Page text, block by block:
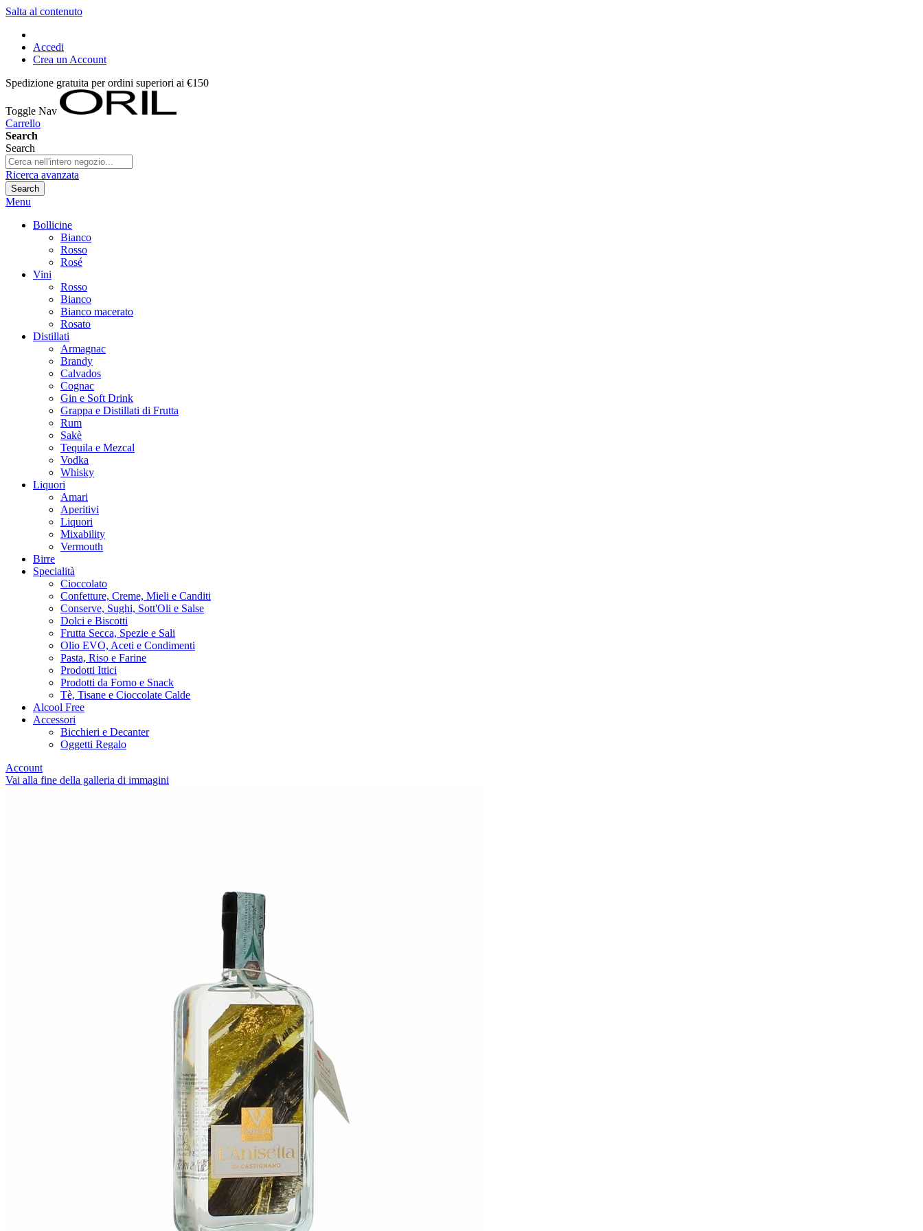
Salta al contenuto
Accedi
Crea un Account
Spedizione gratuita per ordini superiori ai €150
Toggle Nav
Carrello
Search
Search
Ricerca avanzata
Search
Menu
Bollicine
Bianco
Rosso
Rosé
Vini
Rosso
Bianco
Bianco macerato
Rosato
Distillati
Armagnac
Brandy
Calvados
Cognac
Gin e Soft Drink
Grappa e Distillati di Frutta
Rum
Sakè
Tequila e Mezcal
Vodka
Whisky
Liquori
Amari
Aperitivi
Liquori
Mixability
Vermouth
Birre
Specialità
Cioccolato
Confetture, Creme, Mieli e Canditi
Conserve, Sughi, Sott'Oli e Salse
Dolci e Biscotti
Frutta Secca, Spezie e Sali
Olio EVO, Aceti e Condimenti
Pasta, Riso e Farine
Prodotti Ittici
Prodotti da Forno e Snack
Tè, Tisane e Cioccolate Calde
Alcool Free
Accessori
Bicchieri e Decanter
Oggetti Regalo
Account
Vai alla fine della galleria di immagini